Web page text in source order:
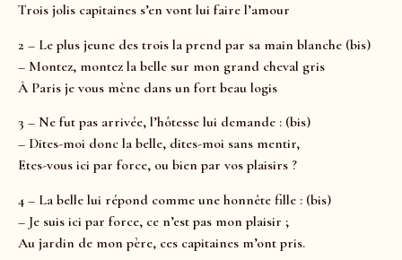
Trois jolis capitaines s’en vont lui faire l’amour
2 – Le plus jeune des trois la prend par sa main blanche (bis)
– Montez, montez la belle sur mon grand cheval gris
À Paris je vous mène dans un fort beau logis
3 – Ne fut pas arrivée, l’hôtesse lui demande : (bis)
– Dites-moi donc la belle, dites-moi sans mentir,
Etes-vous ici par force, ou bien par vos plaisirs ?
4 – La belle lui répond comme une honnête fille : (bis)
– Je suis ici par force, ce n’est pas mon plaisir ;
Au jardin de mon père, ces capitaines m’ont pris.